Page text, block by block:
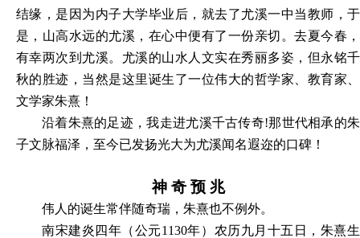
结缘，是因为内子大学毕业后，就去了尤溪一中当教师，于
是，山高水远的尤溪，在心中便有了一份亲切。去夏今春，
有幸两次到尤溪。尤溪的山水人文实在秀丽多姿，但永铭千
秋的胜迹，当然是这里诞生了一位伟大的哲学家、教育家、
文学家朱熹！
沿着朱熹的足迹，我走进尤溪千古传奇!那世代相承的朱
子文脉福泽，至今已发扬光大为尤溪闻名遐迩的口碑！
神 奇 预 兆
伟人的诞生常伴随奇瑞，朱熹也不例外。
南宋建炎四年（公元1130年）农历九月十五日，朱熹生